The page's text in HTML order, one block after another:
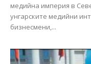
медийна империя в
унгарските медийни
бизнесмени,...